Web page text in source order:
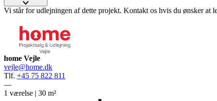
Vi står for udlejningen af dette projekt. Kontakt os hvis du ønsker at
home Vejle
vejle@home.dk
Tlf. +45 75 822 811
—
1 værelse | 30 m²